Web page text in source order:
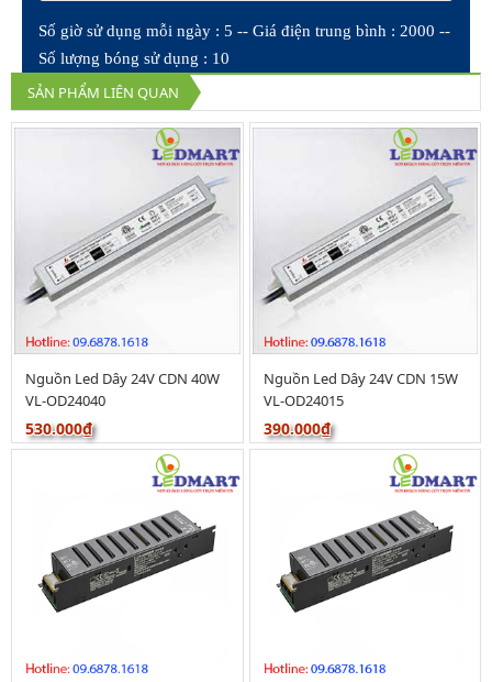
Số giờ sử dụng mỗi ngày : 5 -- Giá điện trung bình : 2000 --
Số lượng bóng sử dụng : 10
SẢN PHẨM LIÊN QUAN
Nguồn Led Dây 24V CDN 40W
VL-OD24040
530.000₫
Nguồn Led Dây 24V CDN 15W
VL-OD24015
390.000₫